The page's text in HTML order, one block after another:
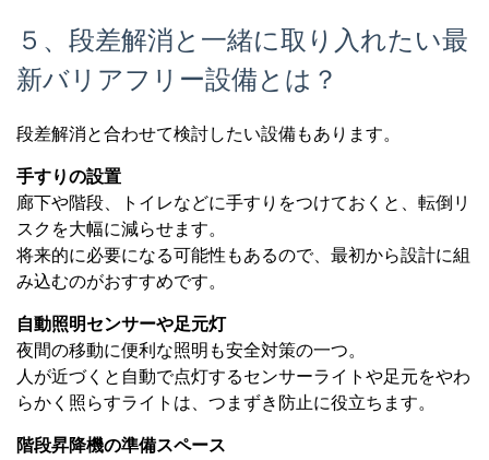
５、段差解消と一緒に取り入れたい最
新バリアフリー設備とは？
段差解消と合わせて検討したい設備もあります。
手すりの設置
廊下や階段、トイレなどに手すりをつけておくと、転倒リ
スクを大幅に減らせます。
将来的に必要になる可能性もあるので、最初から設計に組
み込むのがおすすめです。
自動照明センサーや足元灯
夜間の移動に便利な照明も安全対策の一つ。
人が近づくと自動で点灯するセンサーライトや足元をやわ
らかく照らすライトは、つまずき防止に役立ちます。
階段昇降機の準備スペース